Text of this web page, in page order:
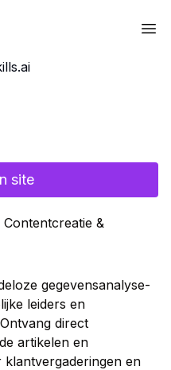
site
&
gegevensanalyse-
leiders en
direct
artikelen en
klantvergaderingen en